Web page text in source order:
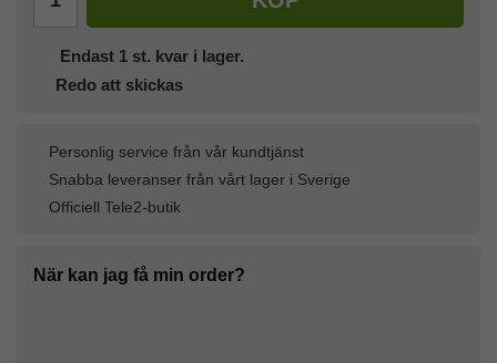
Endast 1 st. kvar i lager.
Redo att skickas
Personlig service från vår kundtjänst
Snabba leveranser från vårt lager i Sverige
Officiell Tele2-butik
När kan jag få min order?